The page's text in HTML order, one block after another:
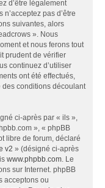
d’être légalement
pas d’être
suivantes, alors
». Nous
et nous ferons tout
prudent de vérifier
continuez d’utiliser
ont été effectués,
des conditions découlant
ci-après par « ils »,
», « phpBB
libre de forum, déclaré
v2 » (désigné ci-après
www.phpbb.com. Le
sur Internet. phpBB
acceptons ou